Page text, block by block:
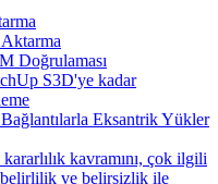
Doğrulaması
S3D'ye kadar
Eksantrik Yükler
kavramını, çok ilgili
ve belirsizlik ile